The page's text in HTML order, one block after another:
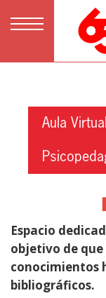
Aula
Espacio
objetivo de
conocimientos
bibliográficos.